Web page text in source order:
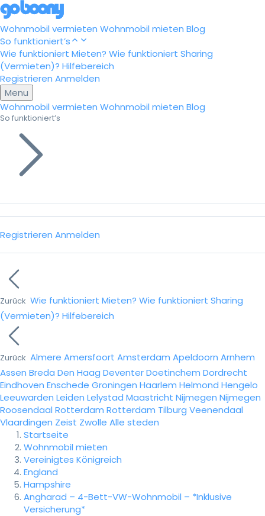
Wohnmobil vermieten Wohnmobil mieten Blog
So funktioniert’s
Wie funktioniert Mieten? Wie funktioniert Sharing
(Vermieten)? Hilfebereich
Registrieren Anmelden
Menu
Wohnmobil vermieten Wohnmobil mieten Blog
So funktioniert’s
Registrieren Anmelden
Zurück Wie funktioniert Mieten? Wie funktioniert Sharing
(Vermieten)? Hilfebereich
Zurück Almere Amersfoort Amsterdam Apeldoorn Arnhem
Assen Breda Den Haag DeventerDoetinchem Dordrecht
Eindhoven Enschede Groningen Haarlem Helmond Hengelo
Leeuwarden Leiden Lelystad Maastricht Nijmegen Nijmegen
Roosendaal Rotterdam Rotterdam Tilburg Veenendaal
Vlaardingen Zeist Zwolle Alle steden
Startseite
Wohnmobil mieten
Vereinigtes Königreich
England
Hampshire
Angharad – 4-Bett-VW-Wohnmobil – *Inklusive
Versicherung*